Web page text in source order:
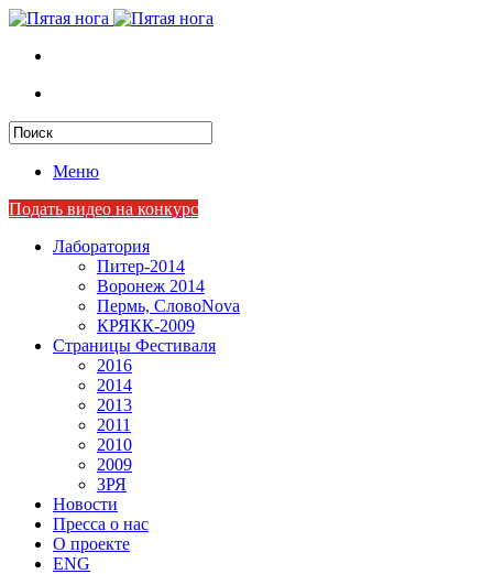
Меню
Подать видео на конкурс
Лаборатория
Питер-2014
Воронеж 2014
Пермь, СловоNova
КРЯКК-2009
Страницы Фестиваля
2016
2014
2013
2011
2010
2009
ЗРЯ
Новости
Пресса о нас
О проекте
ENG